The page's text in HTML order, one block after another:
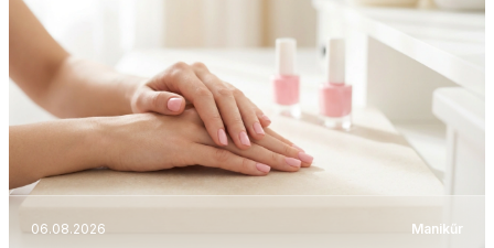
06.08.2026 Manikűr